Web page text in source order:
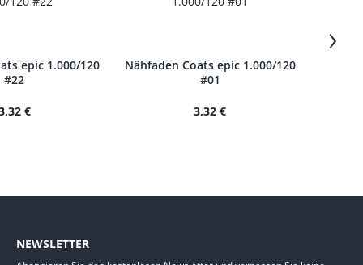
epic 1.000/120
#22
€
Nähfaden Coats epic 1.000/120
#01
3,32 €
›
NEWSLETTER